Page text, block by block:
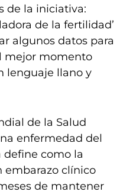
de la iniciativa:
de la fertilidad’
algunos datos para
mejor momento
lenguaje llano y
de la Salud
enfermedad del
como la
embarazo clínico
de mantener